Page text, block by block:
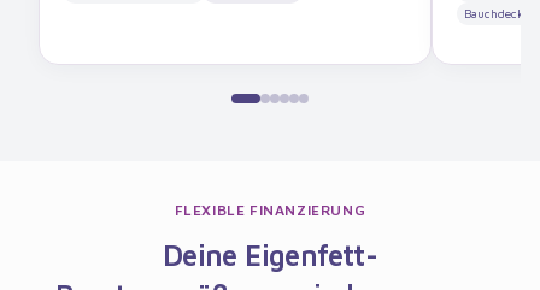
FLEXIBLE FINANZIERUNG
Deine Eigenfett-